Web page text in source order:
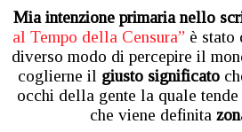
Mia intenzione primaria nello
al Tempo della Censura” è stato
diverso modo di percepire il
coglierne il giusto significato
occhi della gente la quale
che viene definita